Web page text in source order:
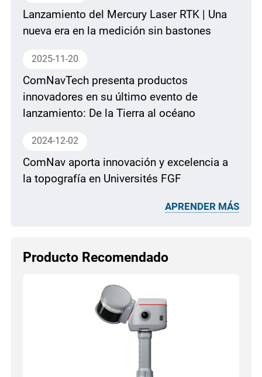
Lanzamiento del Mercury Laser RTK | Una
nueva era en la medición sin bastones
2025-11-20
ComNavTech presenta productos
innovadores en su último evento de
lanzamiento: De la Tierra al océano
2024-12-02
ComNav aporta innovación y excelencia a
la topografía en Universités FGF
APRENDER MÁS
Producto Recomendado